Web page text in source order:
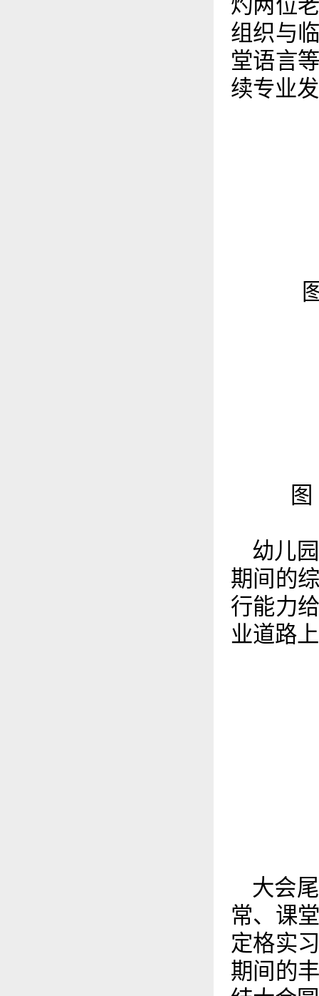
灼两位
组织与
堂语言
续专业
幼儿
期间的
行能力
业道路
大会
常、课
定格实
期间的